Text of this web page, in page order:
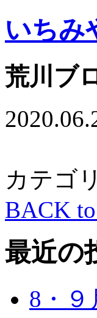
いちみ
荒川ブ
カテゴ
BACK
最近の
8・